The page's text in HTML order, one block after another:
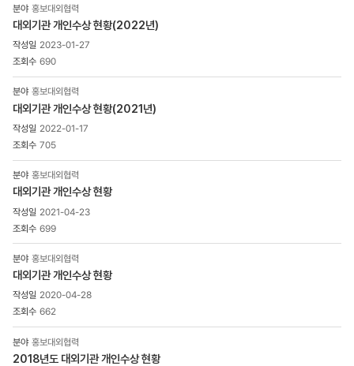
홍보대외협력
대외기관 개인수상 현황(2022년)
2023-01-27
690
홍보대외협력
대외기관 개인수상 현황(2021년)
2022-01-17
705
홍보대외협력
대외기관 개인수상 현황
2021-04-23
699
홍보대외협력
대외기관 개인수상 현황
2020-04-28
662
홍보대외협력
2018년도 대외기관 개인수상 현황